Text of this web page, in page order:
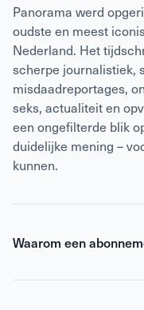
Panorama werd
oudste en meest
Nederland. Het
scherpe journalistiek,
misdaadreportages,
seks, actualiteit en
een ongefilterde blik
duidelijke mening –
kunnen.
Waarom een
Een abonnement op